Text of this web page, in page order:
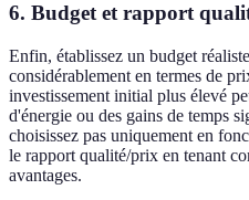
6. Budget et rapport
Enfin, établissez un budget
considérablement en termes de
investissement initial plus élevé
d'énergie ou des gains de temps
choisissez pas uniquement en
le rapport qualité/prix en tenant
avantages.